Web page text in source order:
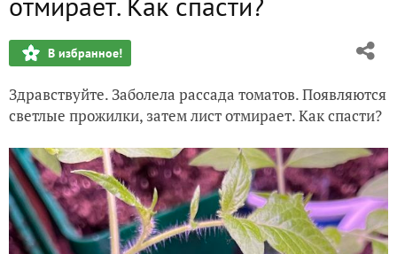
В избранное!
Здравствуйте. Заболела рассада томатов. Появляются
светлые прожилки, затем лист отмирает. Как спасти?